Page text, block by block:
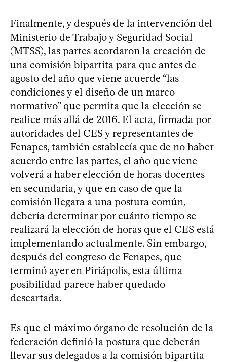
Finalmente, y después de la intervención del
Ministerio de Trabajo y Seguridad Social
(MTSS), las partes acordaron la creación de
una comisión bipartita para que antes de
agosto del año que viene acuerde “las
condiciones y el diseño de un marco
normativo” que permita que la elección se
realice más allá de 2016. El acta, firmada por
autoridades del CES y representantes de
Fenapes, también establecía que de no haber
acuerdo entre las partes, el año que viene
volverá a haber elección de horas docentes
en secundaria, y que en caso de que la
comisión llegara a una postura común,
debería determinar por cuánto tiempo se
realizará la elección de horas que el CES está
implementando actualmente. Sin embargo,
después del congreso de Fenapes, que
terminó ayer en Piriápolis, esta última
posibilidad parece haber quedado
descartada.
Es que el máximo órgano de resolución de la
federación definió la postura que deberán
llevar sus delegados a la comisión bipartita